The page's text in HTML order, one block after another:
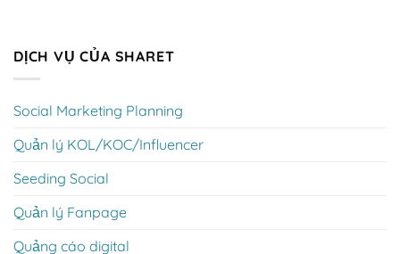
DỊCH VỤ CỦA SHARET
Social Marketing Planning
Quản lý KOL/KOC/Influencer
Seeding Social
Quản lý Fanpage
Quảng cáo digital